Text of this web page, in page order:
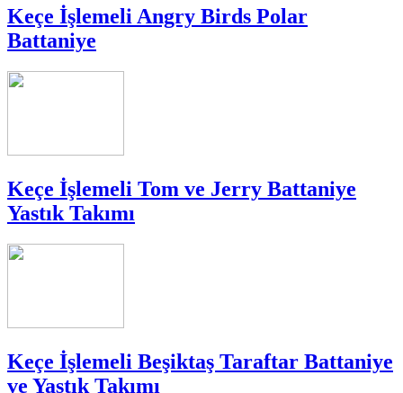
Keçe İşlemeli Angry Birds Polar
Battaniye
Keçe İşlemeli Tom ve Jerry Battaniye
Yastık Takımı
Keçe İşlemeli Beşiktaş Taraftar Battaniye
ve Yastık Takımı